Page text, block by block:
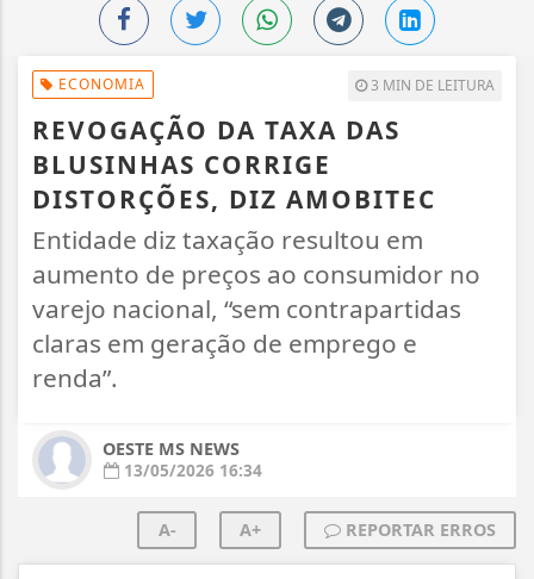
ECONOMIA 3 MIN DE LEITURA
REVOGAÇÃO DA TAXA DAS
BLUSINHAS CORRIGE
DISTORÇÕES, DIZ AMOBITEC
Entidade diz taxação resultou em
aumento de preços ao consumidor no
varejo nacional, “sem contrapartidas
claras em geração de emprego e
renda”.
OESTE MS NEWS
13/05/2026 16:34
A- A+ REPORTAR ERROS